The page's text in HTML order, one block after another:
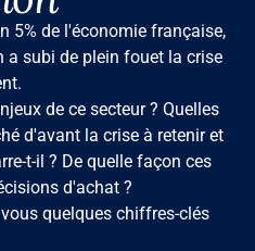
5% de l'économie française,
a subi de plein fouet la crise
de ce secteur ? Quelles
d'avant la crise à retenir et
t-il ? De quelle façon ces
d'achat ?
quelques chiffres-clés